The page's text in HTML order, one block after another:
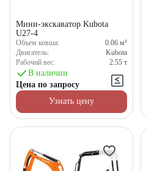
Мини-экскаватор Kubota
U27-4
Объем ковша: 0.06 м³
Двигатель:
Kubota
Рабочий вес:
2.55 т
В наличии
Цена по запросу
Узнать цену